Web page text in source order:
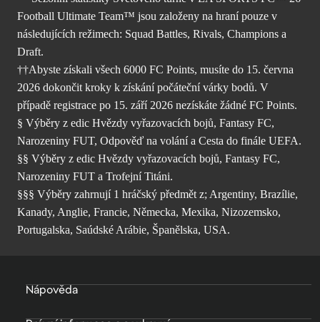
Football Ultimate Team™ jsou založeny na hraní pouze v
následujících režimech: Squad Battles, Rivals, Champions a
Draft.
††Abyste získali všech 6000 FC Points, musíte do 15. června
2026 dokončit kroky k získání počáteční várky bodů. V
případě registrace po 15. září 2026 nezískáte žádné FC Points.
§ Výběry z edic Hvězdy vyřazovacích bojů, Fantasy FC,
Narozeniny FUT, Odpověď na volání a Cesta do finále UEFA.
§§ Výběry z edic Hvězdy vyřazovacích bojů, Fantasy FC,
Narozeniny FUT a Trofejní Titáni.
§§§ Výběry zahrnují 1 hráčský předmět z; Argentiny, Brazílie,
Kanady, Anglie, Francie, Německa, Mexika, Nizozemsko,
Portugalska, Saúdské Arábie, Španělska, USA.
Nápověda